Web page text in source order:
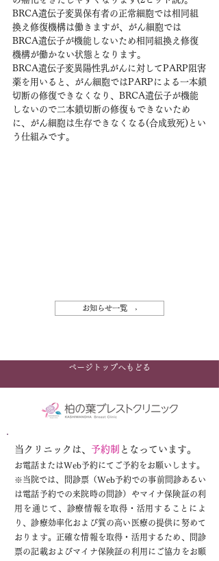
BRCA遺伝子変異保有者の正常細胞では相同組
換え修復機構は働きますが、がん細胞では
BRCA遺伝子が機能しないため相同組換え修復
機構が働かない状態となります。
BRCA遺伝子変異陽性乳がんに対してPARP阻害
薬を用いると、がん細胞ではPARPによる一本鎖
切断の修復できなくなり、BRCA遺伝子が機能
しないので二本鎖切断の修復もできないため
に、がん細胞は生存できなくなる(合成致死)とい
う仕組みです。
お知らせ一覧 ›
ページトップへもどる
当クリニックは、 予約制 となっています。
お電話またはWeb予約にてご予約をお願いします。
※当院では、問診票（Web予約での事前問診あるい
は電話予約での来院時の問診）やマイナ保険証の利
用を通じて、診療情報を取得・活用することによ
り、診療効率化および質の高い医療の提供に努めて
おります。正確な情報を取得・活用するため、問診
票の記載およびマイナ保険証の利用にご協力をお願